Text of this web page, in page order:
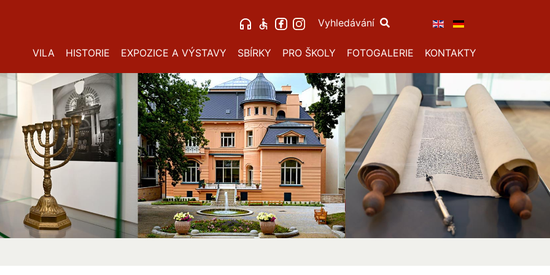
Vyhledávání
VILA HISTORIE EXPOZICE A VÝSTAVY SBÍRKY PRO ŠKOLY FOTOGALERIE KONTAKTY